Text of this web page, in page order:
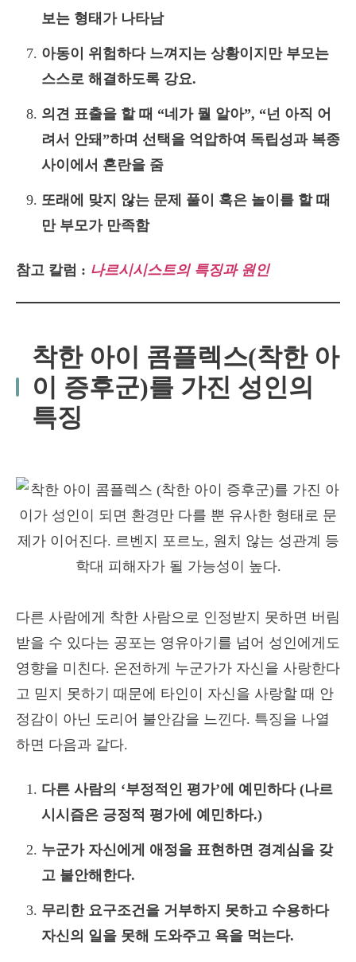
보는 형태가 나타남
아동이 위험하다 느껴지는 상황이지만 부모는
스스로 해결하도록 강요.
의견 표출을 할 때 “네가 뭘 알아”, “넌 아직 어
려서 안돼”하며 선택을 억압하여 독립성과 복종
사이에서 혼란을 줌
또래에 맞지 않는 문제 풀이 혹은 놀이를 할 때
만 부모가 만족함
참고 칼럼 : 나르시시스트의 특징과 원인
착한 아이 콤플렉스(착한 아
이 증후군)를 가진 성인의
특징
다른 사람에게 착한 사람으로 인정받지 못하면 버림
받을 수 있다는 공포는 영유아기를 넘어 성인에게도
영향을 미친다. 온전하게 누군가가 자신을 사랑한다
고 믿지 못하기 때문에 타인이 자신을 사랑할 때 안
정감이 아닌 도리어 불안감을 느낀다. 특징을 나열
하면 다음과 같다.
다른 사람의 ‘부정적인 평가’에 예민하다 (나르
시시즘은 긍정적 평가에 예민하다.)
누군가 자신에게 애정을 표현하면 경계심을 갖
고 불안해한다.
무리한 요구조건을 거부하지 못하고 수용하다
자신의 일을 못해 도와주고 욕을 먹는다.